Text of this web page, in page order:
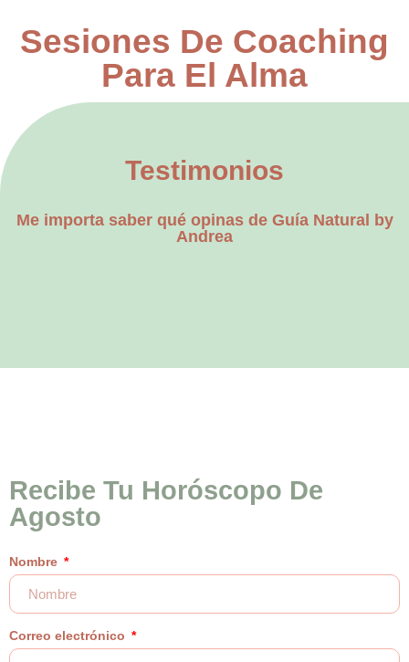
Sesiones De Coaching
Para El Alma
Testimonios
Me importa saber qué opinas de Guía Natural by
Andrea
Recibe Tu Horóscopo De
Agosto
Nombre
Correo electrónico